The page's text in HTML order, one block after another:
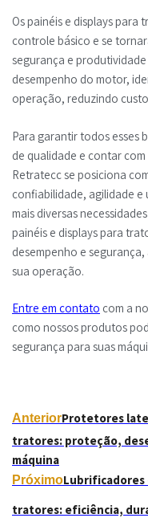
Os painéis e displays para
controle básico e se
segurança e
desempenho do motor,
operação, reduzindo
Para garantir todos esses
de qualidade e contar
Retratecc se posiciona
confiabilidade, agilidade
mais diversas
painéis e displays para
desempenho e
sua operação.
Entre em contato com a
como nossos produtos
segurança para suas
AnteriorProtetores
tratores: proteção,
máquina
PróximoLubrificadores
tratores: eficiência,